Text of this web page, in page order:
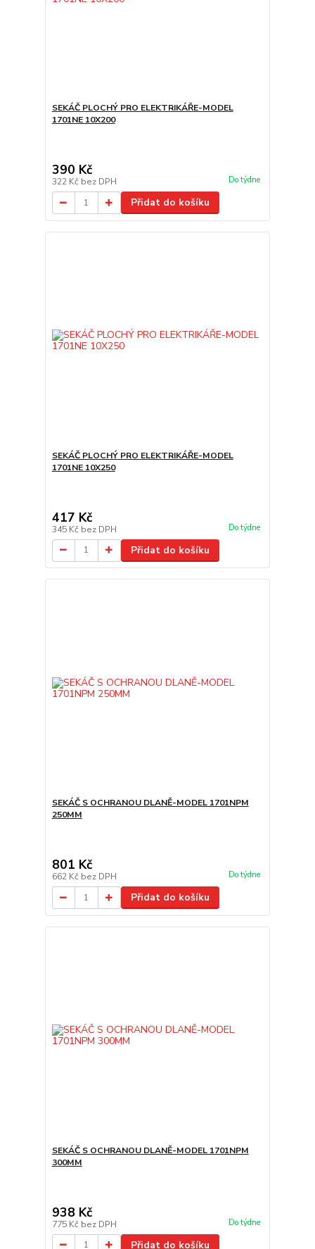
SEKÁČ PLOCHÝ PRO ELEKTRIKÁŘE-MODEL
1701NE 10X200
390 Kč
322 Kč bez DPH Do týdne
Přidat do košíku
SEKÁČ PLOCHÝ PRO ELEKTRIKÁŘE-MODEL
1701NE 10X250
417 Kč
345 Kč bez DPH Do týdne
Přidat do košíku
SEKÁČ S OCHRANOU DLANĚ-MODEL 1701NPM
250MM
801 Kč
662 Kč bez DPH Do týdne
Přidat do košíku
SEKÁČ S OCHRANOU DLANĚ-MODEL 1701NPM
300MM
938 Kč
775 Kč bez DPH Do týdne
Přidat do košíku